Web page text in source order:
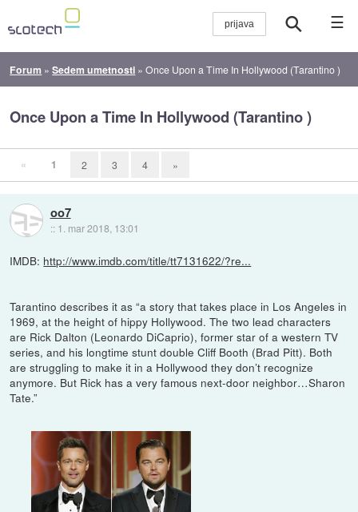
☰
Forum »Sedem umetnosti »Once Upon a Time In Hollywood (Tarantino )
Once Upon a Time In Hollywood (Tarantino )
« 1 2 3 4 »
oo7
:: 1. mar 2018, 13:01
IMDB: http://www.imdb.com/title/tt7131622/?re...
Tarantino describes it as “a story that takes place in Los Angeles in
1969, at the height of hippy Hollywood. The two lead characters
are Rick Dalton (Leonardo DiCaprio), former star of a western TV
series, and his longtime stunt double Cliff Booth (Brad Pitt). Both
are struggling to make it in a Hollywood they don’t recognize
anymore. But Rick has a very famous next-door neighbor…Sharon
Tate.”